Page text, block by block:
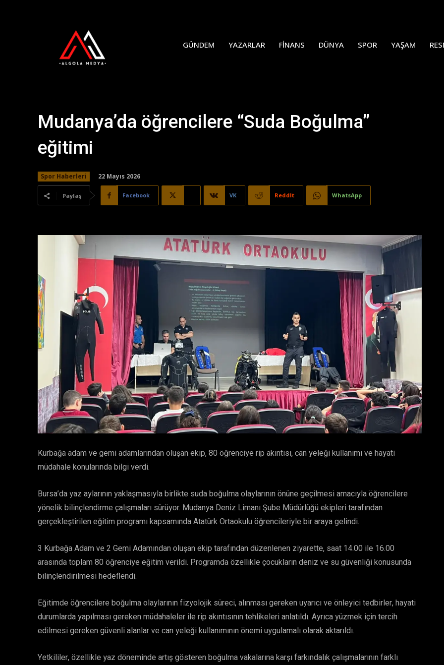
GÜNDEM YAZARLAR FINANS DÜNYA SPOR YAŞAM
Mudanya’da öğrencilere “Suda Boğulma”
eğitimi
Spor Haberleri 22 Mayıs 2026
Paylaş Facebook VK ReddIt WhatsApp
Kurbağa adam ve gemi adamlarından oluşan ekip, 80 öğrenciye rip akıntısı, can yeleği kullanımı ve hayati
müdahale konularında bilgi verdi.
Bursa’da yaz aylarının yaklaşmasıyla birlikte suda boğulma olaylarının önüne geçilmesi amacıyla öğrencilere
yönelik bilinçlendirme çalışmaları sürüyor. Mudanya Deniz Limanı Şube Müdürlüğü ekipleri tarafından
gerçekleştirilen eğitim programı kapsamında Atatürk Ortaokulu öğrencileriyle bir araya gelindi.
3 Kurbağa Adam ve 2 Gemi Adamından oluşan ekip tarafından düzenlenen ziyarette, saat 14.00 ile 16.00
arasında toplam 80 öğrenciye eğitim verildi. Programda özellikle çocukların deniz ve su güvenliği konusunda
bilinçlendirilmesi hedeflendi.
Eğitimde öğrencilere boğulma olaylarının fizyolojik süreci, alınması gereken uyarıcı ve önleyici tedbirler, hayati
durumlarda yapılması gereken müdahaleler ile rip akıntısının tehlikeleri anlatıldı. Ayrıca yüzmek için tercih
edilmesi gereken güvenli alanlar ve can yeleği kullanımının önemi uygulamalı olarak aktarıldı.
Yetkililer, özellikle yaz döneminde artış gösteren boğulma vakalarına karşı farkındalık çalışmalarının farklı